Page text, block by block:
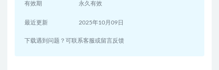
有效期 永久有效
最近更新 2025年10月09日
下载遇到问题？可联系客服或留言反馈